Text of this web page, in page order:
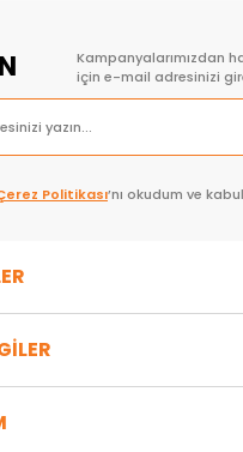
Kampanyalarımızdan
için e-mail adresinizi
Politikası’nı okudum ve